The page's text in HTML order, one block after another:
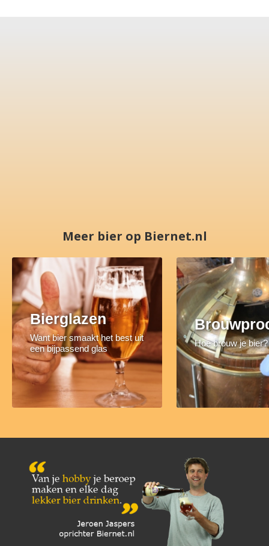
Meer bier op Biernet.nl
Bierglazen
Want bier smaakt het best uit
een bijpassend glas
Hoe brouw je bier?